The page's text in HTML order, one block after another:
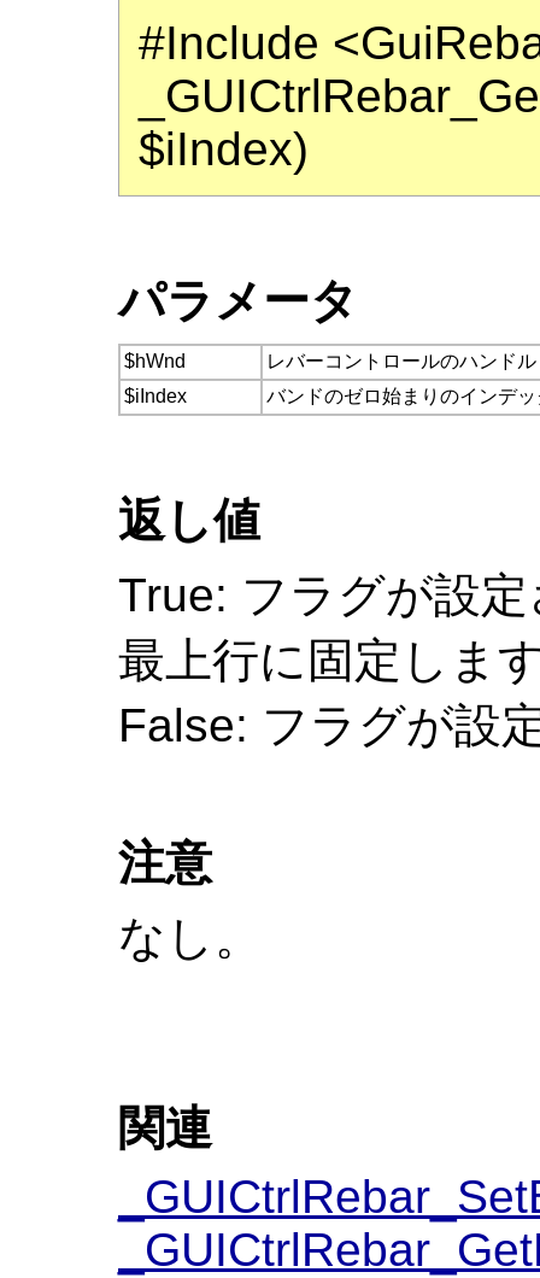
#Include
$iIndex)
パラメータ
$hWnd
レバーコントロールのハンドル
$iIndex
バンドのゼロ始まりのインデ
返し値
True: フラグが設
最上行に固定しま
False: フラグが設
注意
なし。
関連